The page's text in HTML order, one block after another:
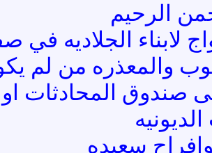
الرحيم
الجلاديه في
والمعذره من لم
صندوق المحادثات
سعيده